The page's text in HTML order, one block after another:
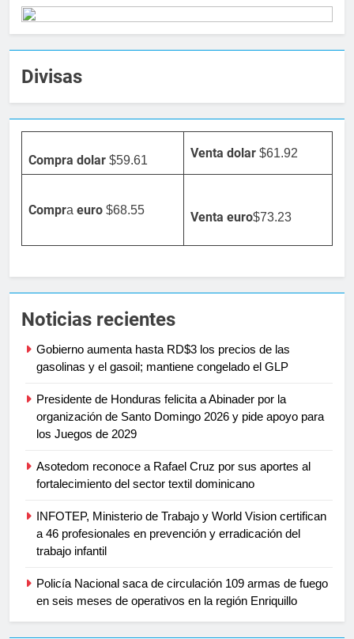
Divisas
Compra dolar $59.61 Venta dolar $61.92
Compra euro $68.55 Venta euro$73.23
Noticias recientes
Gobierno aumenta hasta RD$3 los precios de las
gasolinas y el gasoil; mantiene congelado el GLP
Presidente de Honduras felicita a Abinader por la
organización de Santo Domingo 2026 y pide apoyo para
los Juegos de 2029
Asotedom reconoce a Rafael Cruz por sus aportes al
fortalecimiento del sector textil dominicano
INFOTEP, Ministerio de Trabajo y World Vision certifican
a 46 profesionales en prevención y erradicación del
trabajo infantil
Policía Nacional saca de circulación 109 armas de fuego
en seis meses de operativos en la región Enriquillo